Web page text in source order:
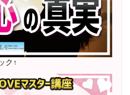
定感を高めるメールレッス
画セット販売実績
ク↑